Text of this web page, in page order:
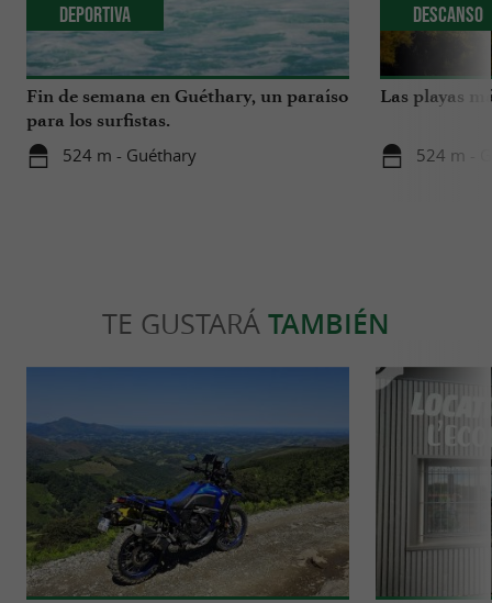
Fin de semana en Guéthary, un paraíso
para los surfistas.
524 m - Guéthary
Deportiva
Las playas
524 m -
Descanso
TE GUSTARÁ TAMBIÉN